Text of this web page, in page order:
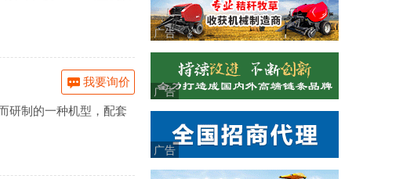
研制的一种机型，配套
我要询价
广告
广告
广告